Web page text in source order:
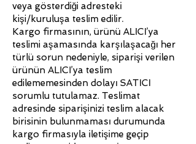
veya gösterdiği adresteki
kişi/kuruluşa teslim edilir.
Kargo firmasının, ürünü ALICI’ya
teslimi aşamasında karşılaşacağı her
türlü sorun nedeniyle, siparişi verilen
ürünün ALICI’ya teslim
edilememesinden dolayı SATICI
sorumlu tutulamaz. Teslimat
adresinde siparişinizi teslim alacak
birisinin bulunmaması durumunda
kargo firmasıyla iletişime geçip